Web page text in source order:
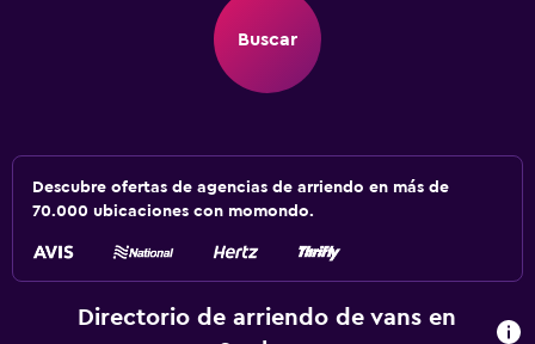
Buscar
Descubre ofertas de agencias de arriendo en más de
70.000 ubicaciones con momondo.
Directorio de arriendo de vans en